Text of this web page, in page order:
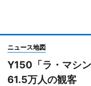
ニュース地図
Y150「ラ・マシ
61.5万人の観客